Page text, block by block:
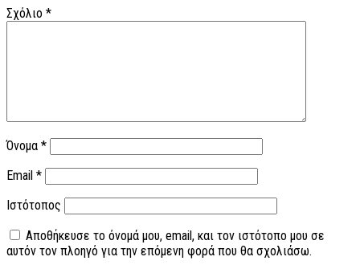
Σχόλιο *
Όνομα *
Email *
Ιστότοπος
Αποθήκευσε το όνομά μου, email, και τον ιστότοπο μου σε
αυτόν τον πλοηγό για την επόμενη φορά που θα σχολιάσω.